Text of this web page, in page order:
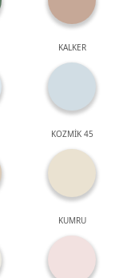
KALKER
KOZMİK 45
KUMRU